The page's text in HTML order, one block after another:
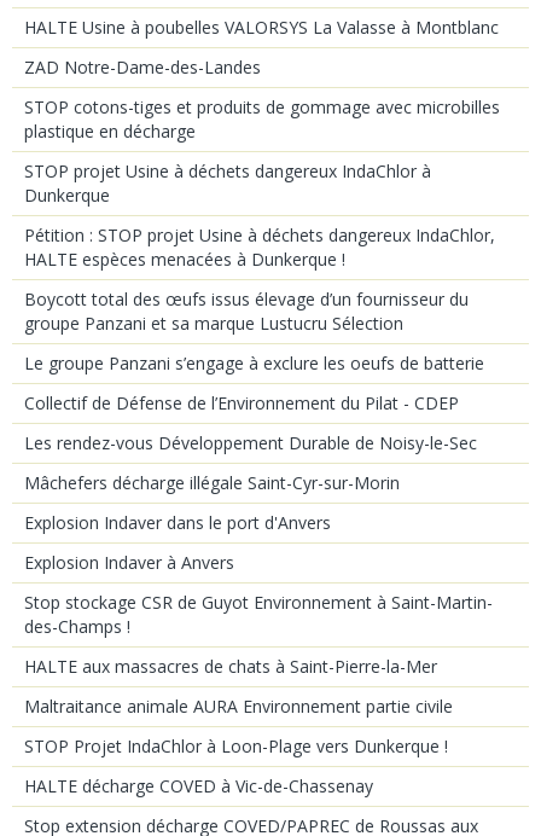
HALTE Usine à poubelles VALORSYS La Valasse à Montblanc
ZAD Notre-Dame-des-Landes
STOP cotons-tiges et produits de gommage avec microbilles
plastique en décharge
STOP projet Usine à déchets dangereux IndaChlor à
Dunkerque
Pétition : STOP projet Usine à déchets dangereux IndaChlor,
HALTE espèces menacées à Dunkerque !
Boycott total des œufs issus élevage d’un fournisseur du
groupe Panzani et sa marque Lustucru Sélection
Le groupe Panzani s’engage à exclure les oeufs de batterie
Collectif de Défense de l’Environnement du Pilat - CDEP
Les rendez-vous Développement Durable de Noisy-le-Sec
Mâchefers décharge illégale Saint-Cyr-sur-Morin
Explosion Indaver dans le port d'Anvers
Explosion Indaver à Anvers
Stop stockage CSR de Guyot Environnement à Saint-Martin-
des-Champs !
HALTE aux massacres de chats à Saint-Pierre-la-Mer
Maltraitance animale AURA Environnement partie civile
STOP Projet IndaChlor à Loon-Plage vers Dunkerque !
HALTE décharge COVED à Vic-de-Chassenay
Stop extension décharge COVED/PAPREC de Roussas aux